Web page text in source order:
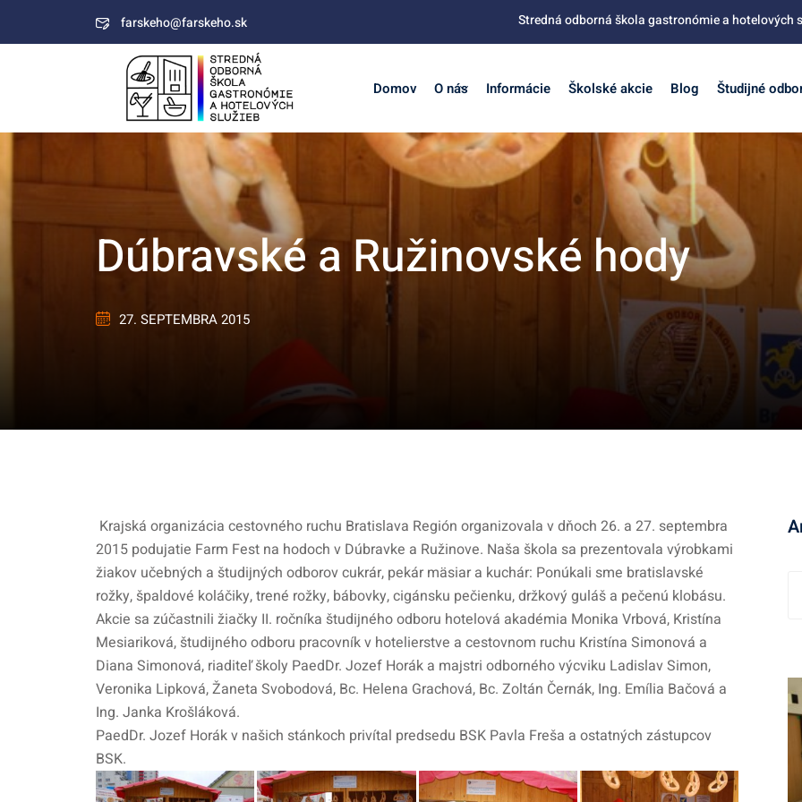
farskeho@farskeho.sk Stredná odborná škola gastronómie a hotelových
Domov O nás Informácie Školské akcie Blog Študijné
Dúbravské a Ružinovské hody
27. SEPTEMBRA 2015
Krajská organizácia cestovného ruchu Bratislava Región organizovala v dňoch 26. a 27. septembra
2015 podujatie Farm Fest na hodoch v Dúbravke a Ružinove. Naša škola sa prezentovala výrobkami
žiakov učebných a študijných odborov cukrár, pekár mäsiar a kuchár: Ponúkali sme bratislavské
rožky, špaldové koláčiky, trené rožky, bábovky, cigánsku pečienku, držkový guláš a pečenú klobásu.
Akcie sa zúčastnili žiačky II. ročníka študijného odboru hotelová akadémia Monika Vrbová, Kristína
Mesiariková, študijného odboru pracovník v hotelierstve a cestovnom ruchu Kristína Simonová a
Diana Simonová, riaditeľ školy PaedDr. Jozef Horák a majstri odborného výcviku Ladislav Simon,
Veronika Lipková, Žaneta Svobodová, Bc. Helena Grachová, Bc. Zoltán Černák, Ing. Emília Bačová a
Ing. Janka Krošláková.
PaedDr. Jozef Horák v našich stánkoch privítal predsedu BSK Pavla Freša a ostatných zástupcov
BSK.
í
v